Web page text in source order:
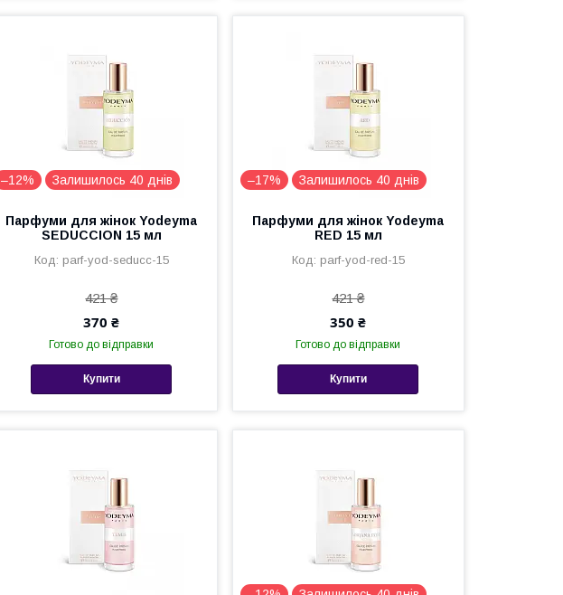
–12% Залишилось 40 днів
Парфуми для жінок Yodeyma
SEDUCCION 15 мл
parf-yod-seducc-15
421 ₴
370 ₴
Готово до відправки
Купити
–17% Залишилось 40 днів
Парфуми для жінок Yodeyma
RED 15 мл
parf-yod-red-15
421 ₴
350 ₴
Готово до відправки
Купити